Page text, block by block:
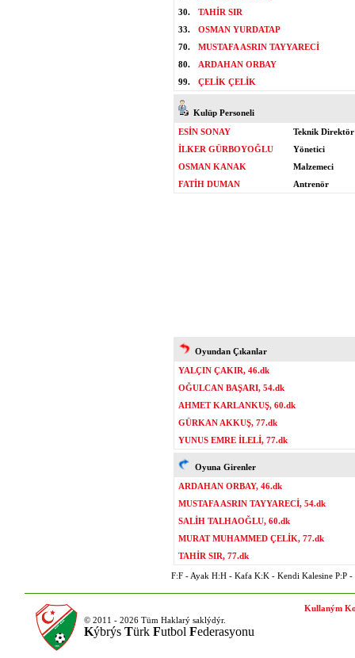
30.
TAHİR SIR
33.
OSMAN YURDATAP
70.
MUSTAFA ASRIN TAYYARECİ
80.
ARDAHAN ORBAY
99.
ÇELİK ÇELİK
Kulüp Personeli
ESİN SONAY
Teknik Direktör
İLKER GÜRBOYOĞLU
Yönetici
OSMAN KANAK
Malzemeci
FATİH DUMAN
Antrenör
Oyundan Çıkanlar
YALÇIN ÇAKIR, 46.dk
OĞULCAN BAŞARI, 54.dk
AHMET KARLANKUŞ, 60.dk
GÜRKAN AKKUŞ, 77.dk
YUNUS EMRE İLELİ, 77.dk
Oyuna Girenler
ARDAHAN ORBAY, 46.dk
MUSTAFA ASRIN TAYYARECİ, 54.dk
SALİH TALHAOĞLU, 60.dk
MURAT MUHAMMED ÇELİK, 77.dk
TAHİR SIR, 77.dk
F:F - Ayak H:H - Kafa K:K - Kendi Kalesine P:P -
© 2011 - 2026 Tüm Haklarý saklýdýr.
Kýbrýs Türk Futbol Federasyonu
Kullaným